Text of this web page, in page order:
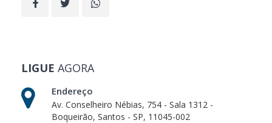
LIGUE AGORA
Endereço
Av. Conselheiro Nébias, 754 - Sala 1312 -
Boqueirão, Santos - SP, 11045-002